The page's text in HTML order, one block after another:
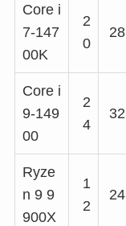
Core i
7-147
00K
2
0
28
Core i
9-149
00
2
4
32
Ryze
n 9 9
900X
1
2
24